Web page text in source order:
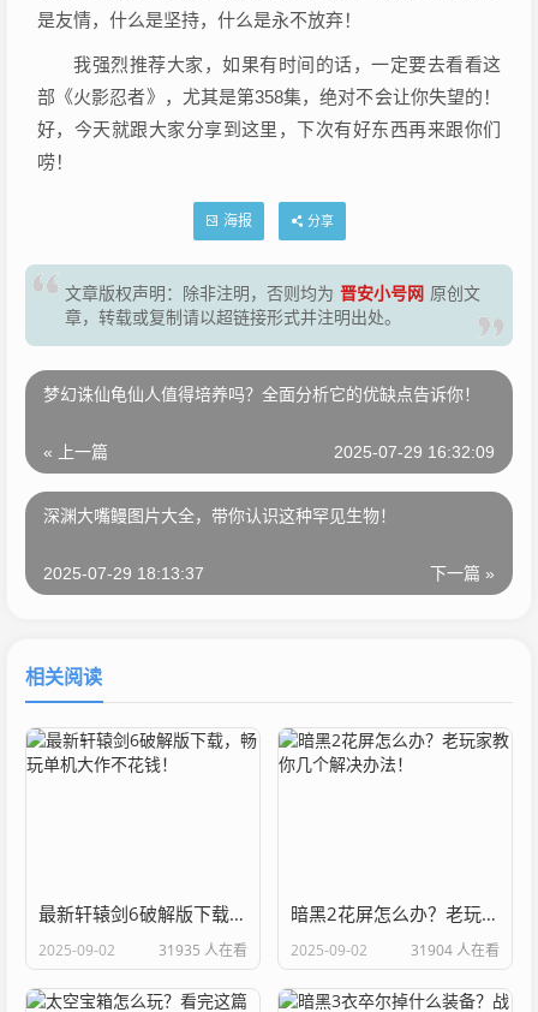
是友情，什么是坚持，什么是永不放弃！
我强烈推荐大家，如果有时间的话，一定要去看看这
部《火影忍者》，尤其是第358集，绝对不会让你失望的！
好，今天就跟大家分享到这里，下次有好东西再来跟你们
唠！
海报 分享
文章版权声明：除非注明，否则均为 晋安小号网 原创文
章，转载或复制请以超链接形式并注明出处。
梦幻诛仙龟仙人值得培养吗？全面分析它的优缺点告诉你！
« 上一篇 2025-07-29 16:32:09
深渊大嘴鳗图片大全，带你认识这种罕见生物！
下一篇 »
2025-07-29 18:13:37
相关阅读
最新轩辕剑6破解版下载，畅玩单机大作不花钱！
2025-09-02 31935 人在看
暗黑2花屏怎么办？老玩家教你几个解决办法！
2025-09-02 31904 人在看